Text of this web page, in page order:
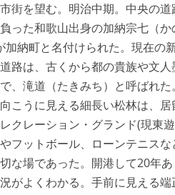
街を望む。明治中期。中央の
った和歌山出身の加納宗七（
納町と名付けられた。現在の
路は、古くから都の貴族や文
、滝道（たきみち）と呼ばれた
こうに見える細長い松林は、居
クレーション・グランド(現東
フットボール、ローンテニス
な場であった。開港して20年
がよくわかる。手前に見える